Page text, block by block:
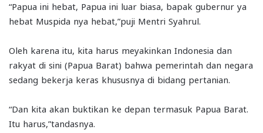
“Papua ini hebat, Papua ini luar biasa, bapak gubernur ya
hebat Muspida nya hebat,”puji Mentri Syahrul.
Oleh karena itu, kita harus meyakinkan Indonesia dan
rakyat di sini (Papua Barat) bahwa pemerintah dan negara
sedang bekerja keras khususnya di bidang pertanian.
“Dan kita akan buktikan ke depan termasuk Papua Barat.
Itu harus,”tandasnya.